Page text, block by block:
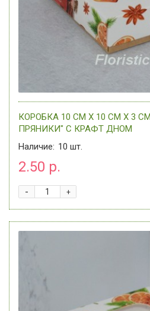
КОРОБКА 10 СМ Х 10 СМ Х 3
ПРЯНИКИ" C КРАФТ ДНОМ
Наличие: 10 шт.
2.50 р.
+
-